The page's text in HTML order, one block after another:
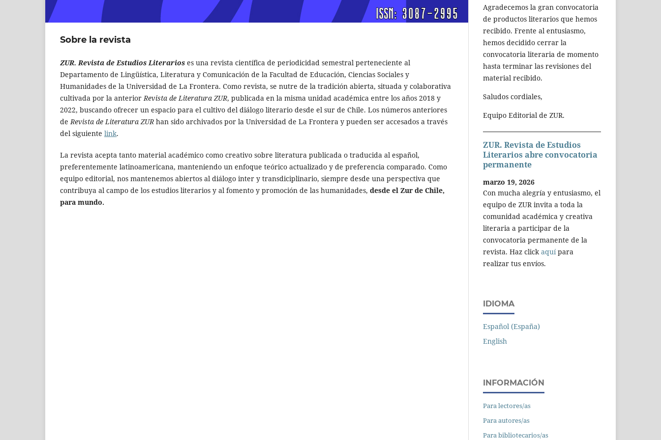
Sobre la revista
ZUR. Revista de Estudios Literarios es una revista científica de periodicidad semestral perteneciente al
Departamento de Lingüística, Literatura y Comunicación de la Facultad de Educación, Ciencias Sociales y
Humanidades de la Universidad de La Frontera. Como revista, se nutre de la tradición abierta, situada y colaborativa
cultivada por la anteriorRevista de Literatura ZUR, publicada en la misma unidad académica entre los años 2018 y
2022, buscando ofrecer un espacio para el cultivo del diálogo literario desde el sur de Chile. Los números anteriores
deRevista de Literatura ZUR han sido archivados por la Universidad de La Frontera y pueden ser accesados a través
del siguiente link.
La revista acepta tanto material académico como creativo sobre literatura publicada o traducida al español,
preferentemente latinoamericana, manteniendo un enfoque teórico actualizado y de preferencia comparado. Como
equipo editorial, nos mantenemos abiertos al diálogo inter y transdiciplinario, siempre desde una perspectiva que
contribuya al campo de los estudios literarios y al fomento y promoción de las humanidades, desde el Zur de Chile,
para mundo.
Agradecemos la gran convocatoria
de productos literarios que hemos
recibido. Frente al entusiasmo,
hemos decidido cerrar la
convocatoria literaria de momento
hasta terminar las revisiones del
material recibido.
Saludos cordiales,
Equipo Editorial de ZUR.
ZUR. Revista de Estudios
Literarios abre convocatoria
permanente
marzo 19, 2026
Con mucha alegría y entusiasmo, el
equipo de ZUR invita a toda la
comunidad académica y creativa
literaria a participar de la
convocatoria permanente de la
revista. Haz clickaquípara
realizar tus envíos.
IDIOMA
Español (España)
English
INFORMACIÓN
Para lectores/as
Para autores/as
Para bibliotecarios/as